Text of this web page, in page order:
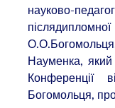
науково-
Науменка, який
Богомольця,